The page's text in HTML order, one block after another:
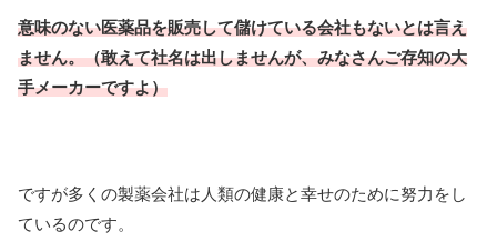
意味のない医薬品を販売して儲けている会社もないとは言え
ません。（敢えて社名は出しませんが、みなさんご存知の大
手メーカーですよ）
ですが多くの製薬会社は人類の健康と幸せのために努力をし
ているのです。